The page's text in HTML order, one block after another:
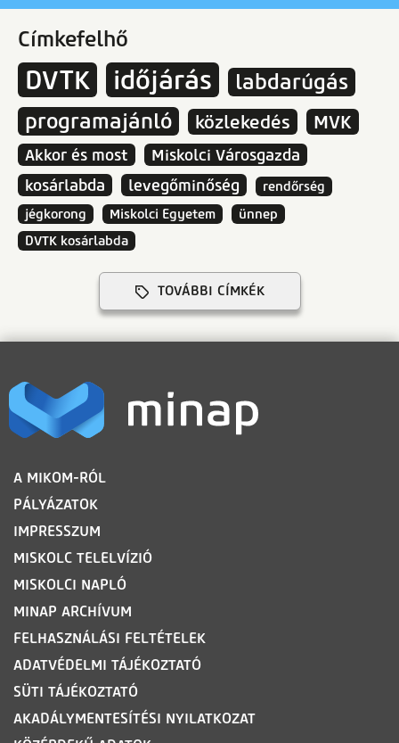
Címkefelhő
DVTK időjárás
labdarúgás
programajánló
közlekedés MVK
Akkor és most
Miskolci Városgazda
kosárlabda
levegőminőség
rendőrség
jégkorong
Miskolci Egyetem
ünnep
DVTK kosárlabda
TOVÁBBI CÍMKÉK
LÁBLÉC
A MIKOM-RÓL
PÁLYÁZATOK
IMPRESSZUM
MISKOLC TELELVÍZIÓ
MISKOLCI NAPLÓ
MINAP ARCHÍVUM
FELHASZNÁLÁSI FELTÉTELEK
ADATVÉDELMI TÁJÉKOZTATÓ
SÜTI TÁJÉKOZTATÓ
AKADÁLYMENTESÍTÉSI NYILATKOZAT